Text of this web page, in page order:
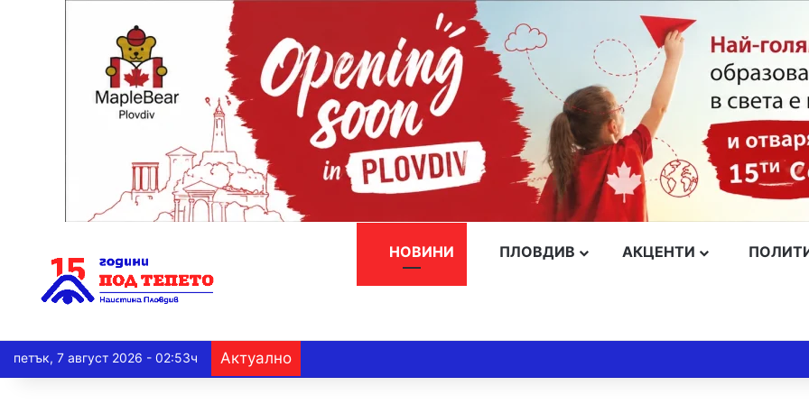
НОВИНИ ПЛОВДИВ АКЦЕНТИ
петък, 7 август 2026 - 02:53ч Актуално